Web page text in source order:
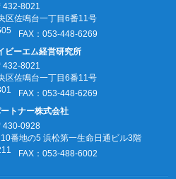
432-8021
区佐鳴台一丁目6番11号
FAX：053‐448‐6269
ビーエム経営研究所
432-8021
区佐鳴台一丁目6番11号
FAX：053‐448‐6269
ートナー株式会社
430-0928
番地の5 浜松第一生命日通ビル3階
FAX：053‐488‐6002